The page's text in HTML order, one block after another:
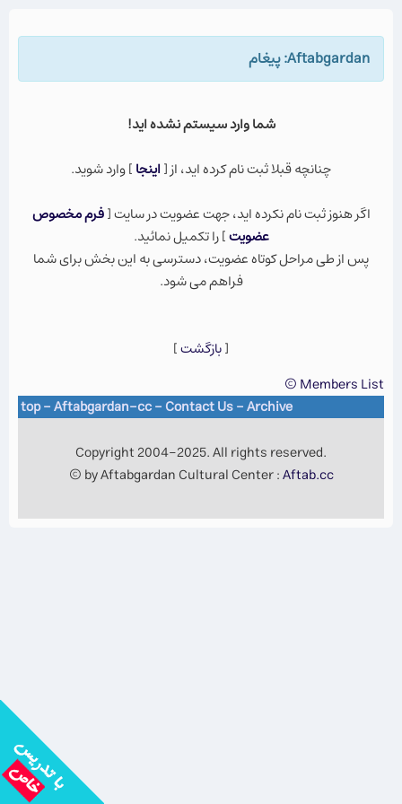
Aftabgardan: پيغام
شما وارد سيستم نشده ايد!
چنانچه قبلا ثبت نام كرده ايد، از [اينجا] وارد شويد.
اگر هنوز ثبت نام نكرده ايد، جهت عضویت در سایت [فرم مخصوص
عضویت] را تکمیل نمائید.
پس از طی مراحل کوتاه عضویت، دسترسی به این بخش برای شما
فراهم می شود.
[بازگشت]
Members List ©
top-Aftabgardan-cc-Contact Us -Archive
Copyright 2004-2025. All rights reserved.
© by Aftabgardan Cultural Center :Aftab.cc